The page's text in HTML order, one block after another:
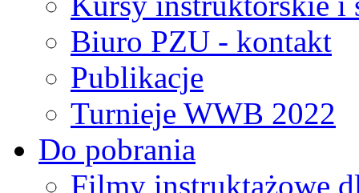
Biuro PZU - kontakt
Publikacje
Turnieje WWB 2022
Do pobrania
Filmy instruktażowe